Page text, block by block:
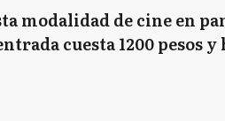
modalidad de cine en
cuesta 1200